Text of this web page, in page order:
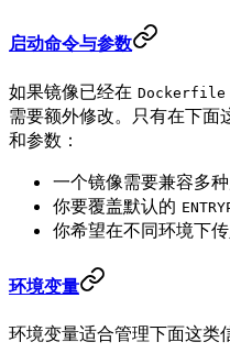
启动命令与参数
如果镜像已经在 Dockerfile
需要额外修改。只有在下面
和参数：
一个镜像需要兼容多
你要覆盖默认的
你希望在不同环境下
环境变量
环境变量适合管理下面这类